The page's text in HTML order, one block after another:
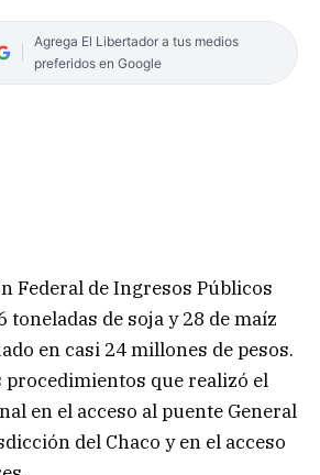
Agrega El Libertador a tus medios
preferidos en Google
Federal de Ingresos Públicos
toneladas de soja y 28 de maíz
en casi 24 millones de pesos.
procedimientos que realizó el
en el acceso al puente General
del Chaco y en el acceso